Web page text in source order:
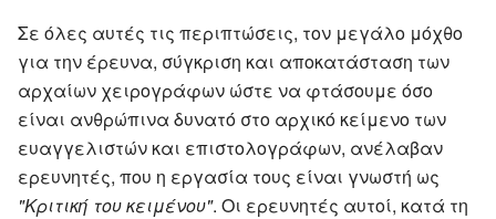
Σε όλες αυτές τις περιπτώσεις, τον μεγάλο μόχθο
για την έρευνα, σύγκριση και αποκατάσταση των
αρχαίων χειρογράφων ώστε να φτάσουμε όσο
είναι ανθρώπινα δυνατό στο αρχικό κείμενο των
ευαγγελιστών και επιστολογράφων, ανέλαβαν
ερευνητές, που η εργασία τους είναι γνωστή ως
"Κριτική του κειμένου". Οι ερευνητές αυτοί, κατά τη